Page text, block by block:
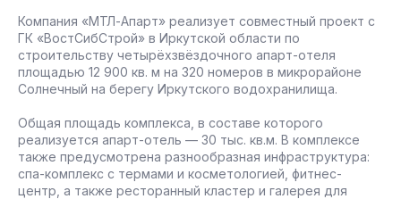
Компания «МТЛ-Апарт» реализует совместный проект с
ГК «ВостСибСтрой» в Иркутской области по
строительству четырёхзвёздочного апарт-отеля
площадью 12 900 кв. м на 320 номеров в микрорайоне
Солнечный на берегу Иркутского водохранилища.
Общая площадь комплекса, в составе которого
реализуется апарт-отель — 30 тыс. кв.м. В комплексе
также предусмотрена разнообразная инфраструктура:
спа-комплекс с термами и косметологией, фитнес-
центр, а также ресторанный кластер и галерея для